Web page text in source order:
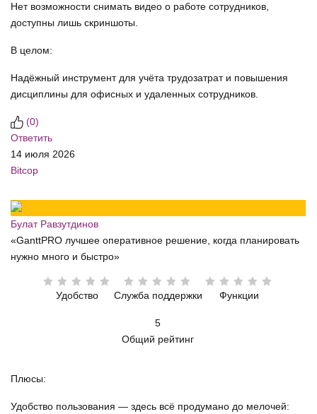
Нет возможности снимать видео о работе сотрудников,
доступны лишь скриншоты.
В целом:
Надёжный инструмент для учёта трудозатрат и повышения
дисциплины для офисных и удаленных сотрудников.
(0)
Ответить
14 июля 2026
Bitcop
Булат Равзутдинов
«GanttPRO лучшее оперативное решение, когда планировать
нужно много и быстро»
Удобство Служба поддержки Функции
5
Общий рейтинг
Плюсы:
Удобство пользования — здесь всё продумано до мелочей: